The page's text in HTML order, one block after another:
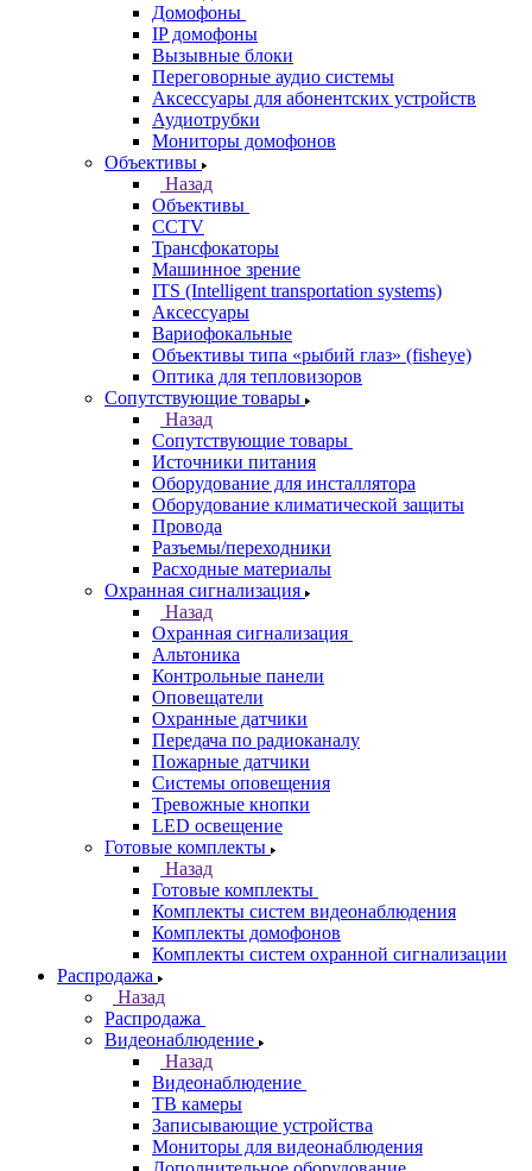
Домофоны
IP домофоны
Вызывные блоки
Переговорные аудио системы
Аксессуары для абонентских устройств
Аудиотрубки
Мониторы домофонов
Объективы
Назад
Объективы
CCTV
Трансфокаторы
Машинное зрение
ITS (Intelligent transportation systems)
Аксессуары
Вариофокальные
Объективы типа «рыбий глаз» (fisheye)
Оптика для тепловизоров
Сопутствующие товары
Назад
Сопутствующие товары
Источники питания
Оборудование для инсталлятора
Оборудование климатической защиты
Провода
Разъемы/переходники
Расходные материалы
Охранная сигнализация
Назад
Охранная сигнализация
Альтоника
Контрольные панели
Оповещатели
Охранные датчики
Передача по радиоканалу
Пожарные датчики
Системы оповещения
Тревожные кнопки
LED освещение
Готовые комплекты
Назад
Готовые комплекты
Комплекты систем видеонаблюдения
Комплекты домофонов
Комплекты систем охранной сигнализации
Распродажа
Назад
Распродажа
Видеонаблюдение
Назад
Видеонаблюдение
ТВ камеры
Записывающие устройства
Мониторы для видеонаблюдения